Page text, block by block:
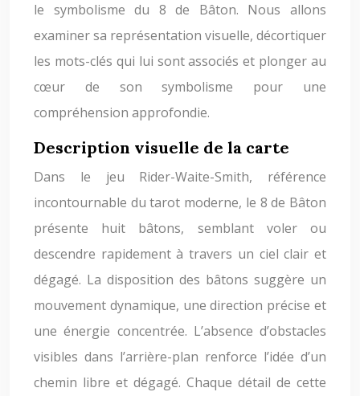
le symbolisme du 8 de Bâton. Nous allons
examiner sa représentation visuelle, décortiquer
les mots-clés qui lui sont associés et plonger au
cœur de son symbolisme pour une
compréhension approfondie.
Description visuelle de la carte
Dans le jeu Rider-Waite-Smith, référence
incontournable du tarot moderne, le 8 de Bâton
présente huit bâtons, semblant voler ou
descendre rapidement à travers un ciel clair et
dégagé. La disposition des bâtons suggère un
mouvement dynamique, une direction précise et
une énergie concentrée. L’absence d’obstacles
visibles dans l’arrière-plan renforce l’idée d’un
chemin libre et dégagé. Chaque détail de cette